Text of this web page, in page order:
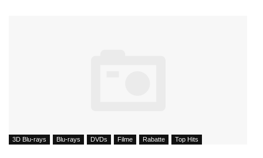
3D Blu-rays Blu-rays DVDs Filme Rabatte Top Hits